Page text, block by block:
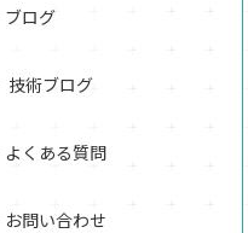
ブログ
技術ブログ
よくある質問
お問い合わせ